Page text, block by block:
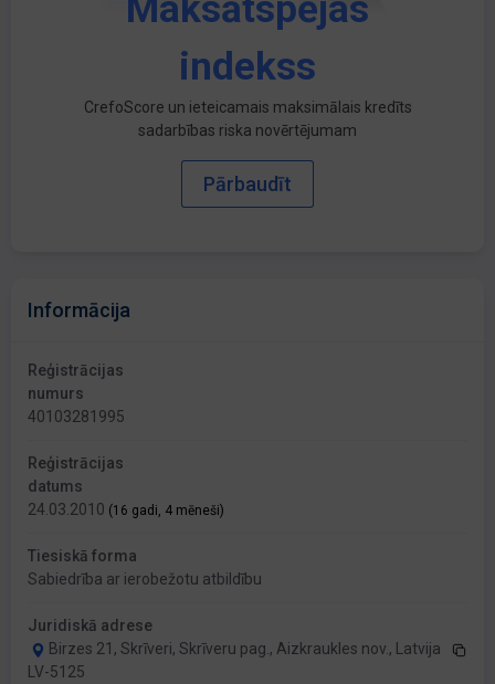
Maksātspējas
indekss
CrefoScore un ieteicamais maksimālais kredīts
sadarbības riska novērtējumam
Pārbaudīt
Informācija
Reģistrācijas
numurs
40103281995
Reģistrācijas
datums
24.03.2010 (16 gadi, 4 mēneši)
Tiesiskā forma
Sabiedrība ar ierobežotu atbildību
Juridiskā adrese
Birzes 21, Skrīveri, Skrīveru pag., Aizkraukles nov., Latvija
LV-5125